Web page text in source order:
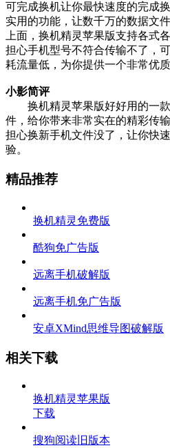
可完成换机让你最快速度的完成
实用的功能，让数千万的数据文
上面，换机精灵苹果版支持各式
担心手机型号不符合传输不了，
耗流量低，为你提供一个非常优质
小影简评
换机精灵苹果版好好用的一款
件，给你带来非常实在的精彩传
担心换新手机文件没了，让你快
验。
精品推荐
换机精灵免费版
酷狗免广告版
远离手机破解版
远离手机免广告版
安卓XMind思维导图破解版
相关下载
换机精灵苹果版
下载
搜狗阅读旧版本